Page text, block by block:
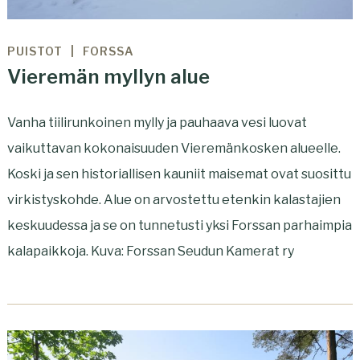
PUISTOT FORSSA
Vieremän myllyn alue
Vanha tiilirunkoinen mylly ja pauhaava vesi luovat
vaikuttavan kokonaisuuden Vieremänkosken alueelle.
Koski ja sen historiallisen kauniit maisemat ovat suosittu
virkistyskohde. Alue on arvostettu etenkin kalastajien
keskuudessa ja se on tunnetusti yksi Forssan parhaimpia
kalapaikkoja. Kuva: Forssan Seudun Kamerat ry